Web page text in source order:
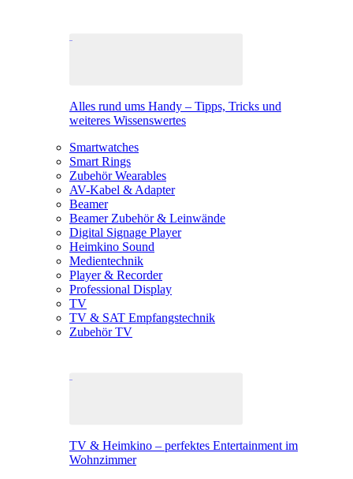
Alles rund ums Handy – Tipps, Tricks und
weiteres Wissenswertes
Smartwatches
Smart Rings
Zubehör Wearables
AV-Kabel & Adapter
Beamer
Beamer Zubehör & Leinwände
Digital Signage Player
Heimkino Sound
Medientechnik
Player & Recorder
Professional Display
TV
TV & SAT Empfangstechnik
Zubehör TV
TV & Heimkino – perfektes Entertainment im
Wohnzimmer